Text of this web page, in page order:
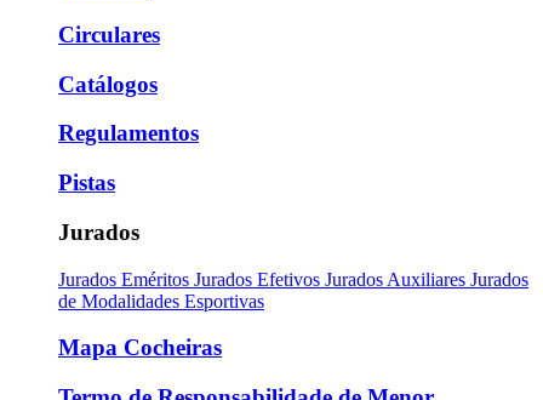
Circulares
Catálogos
Regulamentos
Pistas
Jurados
Jurados Eméritos Jurados Efetivos Jurados Auxiliares Jurados
de Modalidades Esportivas
Mapa Cocheiras